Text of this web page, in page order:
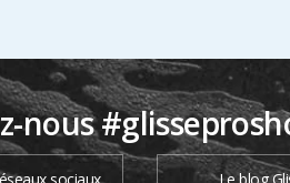
nous